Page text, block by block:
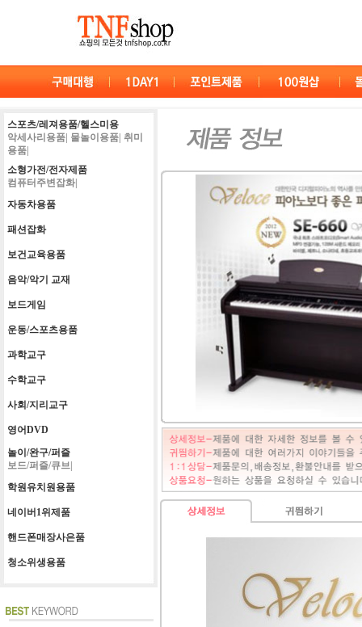
스포츠/레져용품/헬스미용
악세사리용품| 물놀이용품| 취미
용품|
소형가전/전자제품
컴퓨터주변잡화|
자동차용품
패션잡화
보건교육용품
음악/악기 교재
보드게임
운동/스포츠용품
과학교구
수학교구
사회/지리교구
영어DVD
놀이/완구/퍼즐
보드/퍼즐/큐브|
학원유치원용품
네이버1위제품
핸드폰매장사은품
청소위생용품